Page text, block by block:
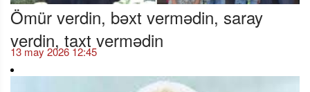
Ömür verdin, bəxt vermədin, saray
verdin, taxt vermədin
13 may 2026 12:45